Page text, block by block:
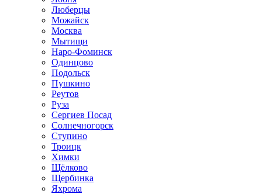
Люберцы
Можайск
Москва
Мытищи
Наро-Фоминск
Одинцово
Подольск
Пушкино
Реутов
Руза
Сергиев Посад
Солнечногорск
Ступино
Троицк
Химки
Щёлково
Щербинка
Яхрома